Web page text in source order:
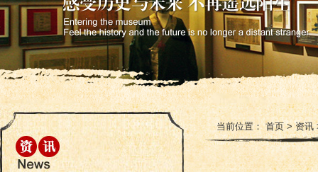
当前位置：首页>资讯